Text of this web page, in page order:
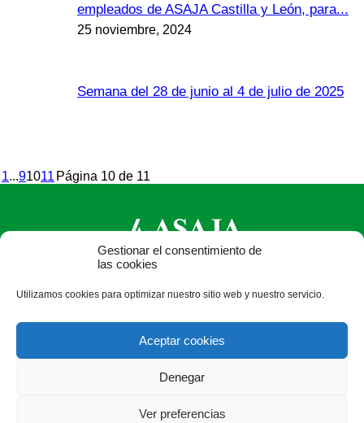
Gestionar el consentimiento de
las cookies
Utilizamos cookies para optimizar nuestro sitio web y nuestro servicio.
Aceptar cookies
Denegar
Ver preferencias
empleados de ASAJA Castilla y León, para...
25 noviembre, 2024
Semana del 28 de junio al 4 de julio de 2025
1...91011 Página 10 de 11
Valladolid - España · Tel.: +34 983 472 350 ·
info@asajacyl.com